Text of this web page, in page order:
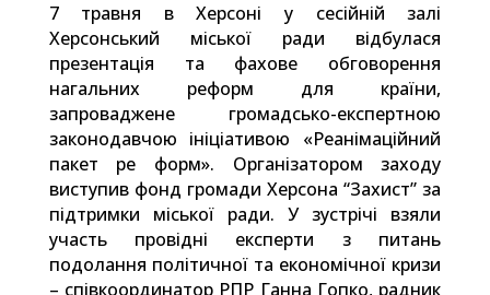
7 травня в Херсоні у сесійній залі
Херсонський міської ради відбулася
презентація та фахове обговорення
нагальних реформ для країни,
запроваджене громадсько-експертною
законодавчою ініціативою «Реанімаційний
пакет ре форм». Організатором заходу
виступив фонд громади Херсона “Захист” за
підтримки міської ради. У зустрічі взяли
участь провідні експерти з питань
подолання політичної та економічної кризи
– співкоординатор РПР Ганна Гопко, радник